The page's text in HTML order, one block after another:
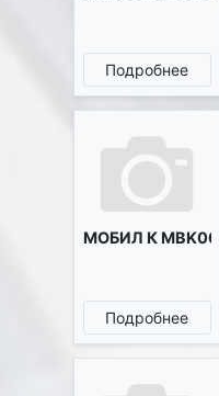
Подробнее
МОБИЛ К
Подробнее